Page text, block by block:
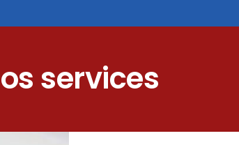
services